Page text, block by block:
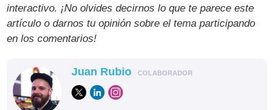
interactivo. ¡No olvides decirnos lo que te parece este
artículo o darnos tu opinión sobre el tema participando
en los comentarios!
Juan Rubio COLABORADOR